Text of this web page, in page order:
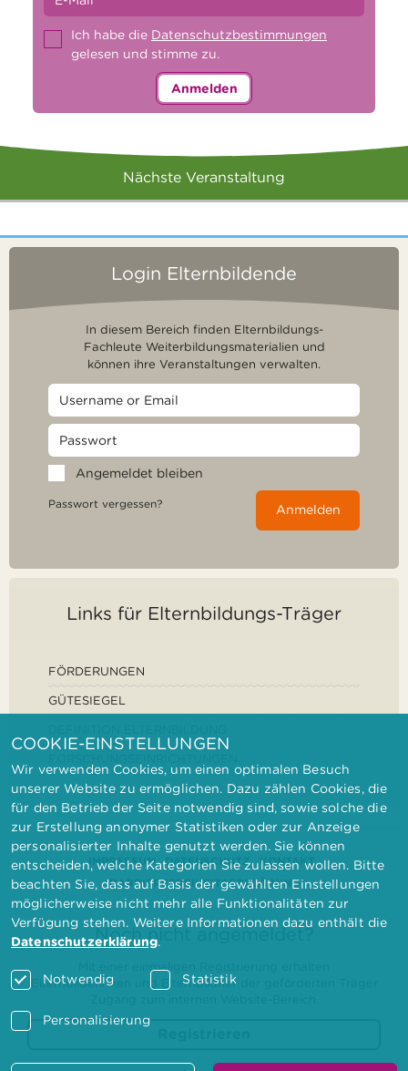
Ich habe die Datenschutzbestimmungen
gelesen und stimme zu.
Anmelden
Nächste Veranstaltung
Login Elternbildende
In diesem Bereich finden Elternbildungs-
Fachleute Weiterbildungsmaterialien und
können ihre Veranstaltungen verwalten.
Angemeldet bleiben
Passwort vergessen? Anmelden
Links für Elternbildungs-Träger
FÖRDERUNGEN
GÜTESIEGEL
IMPRESSUM DATENSCHUTZ
KONTAKT
BARRIEREFREIHEITSERKLÄRUNG
Noch nicht angemeldet?
Elternbilderinnen und Elternbildner der geförderten Träger
COOKIE-EINSTELLUNGEN
Wir verwenden Cookies, um einen optimalen Besuch
unserer Website zu ermöglichen. Dazu zählen Cookies, die
für den Betrieb der Seite notwendig sind, sowie solche die
zur Erstellung anonymer Statistiken oder zur Anzeige
personalisierter Inhalte genutzt werden. Sie können
entscheiden, welche Kategorien Sie zulassen wollen. Bitte
beachten Sie, dass auf Basis der gewählten Einstellungen
möglicherweise nicht mehr alle Funktionalitäten zur
Verfügung stehen. Weitere Informationen dazu enthält die
Datenschutzerklärung.
Notwendig Statistik
Personalisierung